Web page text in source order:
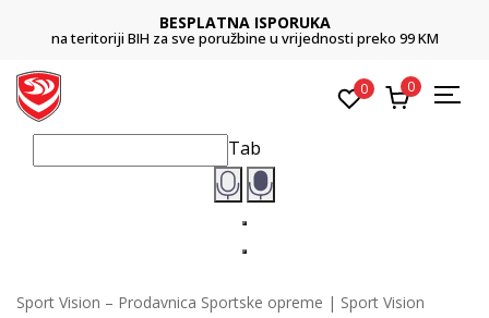
BESPLATNA ISPORUKA
na teritoriji BIH za sve poružbine u vrijednosti preko 99 KM
0 0
Tab
Sport Vision – Prodavnica Sportske opreme | Sport Vision